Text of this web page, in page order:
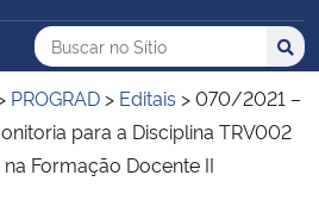
do Sítio
Busca
Buscar no no Sítio
Busca:
PROGRAD > Editais >070/2021 –
para a Disciplina TRV002
Formação Docente II